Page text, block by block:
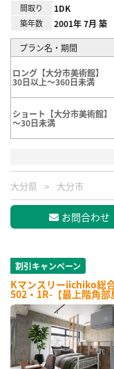
間取り 1DK
築年数 2001年 7月 築
プラン名・期間
ロング【大分市美術館】
30日以上～360日未満
ショート【大分市美術館】
～30日未満
大分県 大分市
お問合わせ
割引キャンペーン
Kマンスリーiichiko総
502・1R-【最上階角